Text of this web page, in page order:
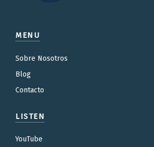
MENU
Sobre Nosotros
Blog
Contacto
LISTEN
YouTube